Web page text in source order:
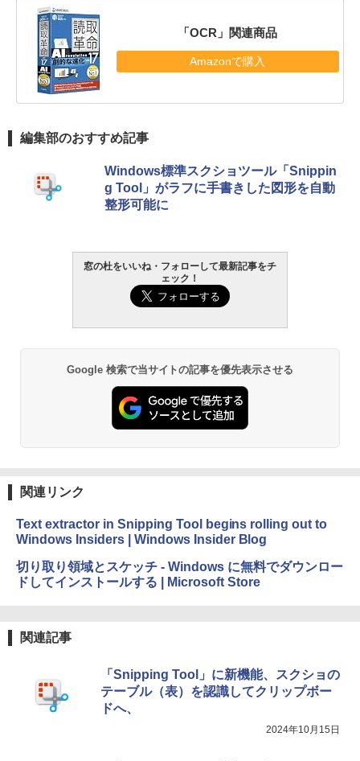
「OCR」関連商品
Amazonで購入
編集部のおすすめ記事
Windows標準スクショツール「Snippin
g Tool」がラフに手書きした図形を自動
整形可能に
窓の杜をいいね・フォローして最新記事をチ
ェック！
Google 検索で当サイトの記事を優先表示させる
関連リンク
Text extractor in Snipping Tool begins rolling out to
Windows Insiders | Windows Insider Blog
切り取り領域とスケッチ - Windows に無料でダウンロー
ドしてインストールする | Microsoft Store
関連記事
「Snipping Tool」に新機能、スクショの
テーブル（表）を認識してクリップボー
ドへ、
2024年10月15日